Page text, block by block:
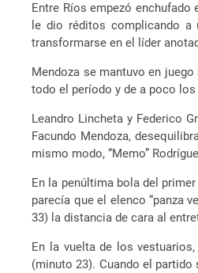
Entre Ríos empezó
le dio réditos complicando
transformarse en el líder
Mendoza se mantuvo en
todo el período y de a poco
Leandro Lincheta y Federico
Facundo Mendoza,
mismo modo, “Memo”
En la penúltima bola del
parecía que el elenco “panza
33) la distancia de cara al
En la vuelta de los
(minuto 23). Cuando el